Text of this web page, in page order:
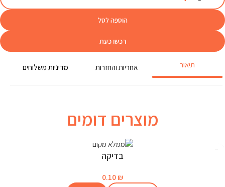
הוספה לסל
רכשו כעת
תיאור אחריות והחזרות מדיניות משלוחים
מוצרים דומים
בדיקה
0.10 ₪